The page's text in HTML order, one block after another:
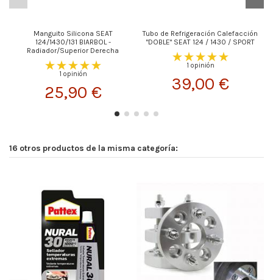
Manguito Silicona SEAT
124/1430/131 BIARBOL -
Radiador/Superior Derecha
1 opinión
25,90 €
Tubo de Refrigeración Calefacción
"DOBLE" SEAT 124 / 1430 / SPORT
1 opinión
39,00 €
16 otros productos de la misma categoría: